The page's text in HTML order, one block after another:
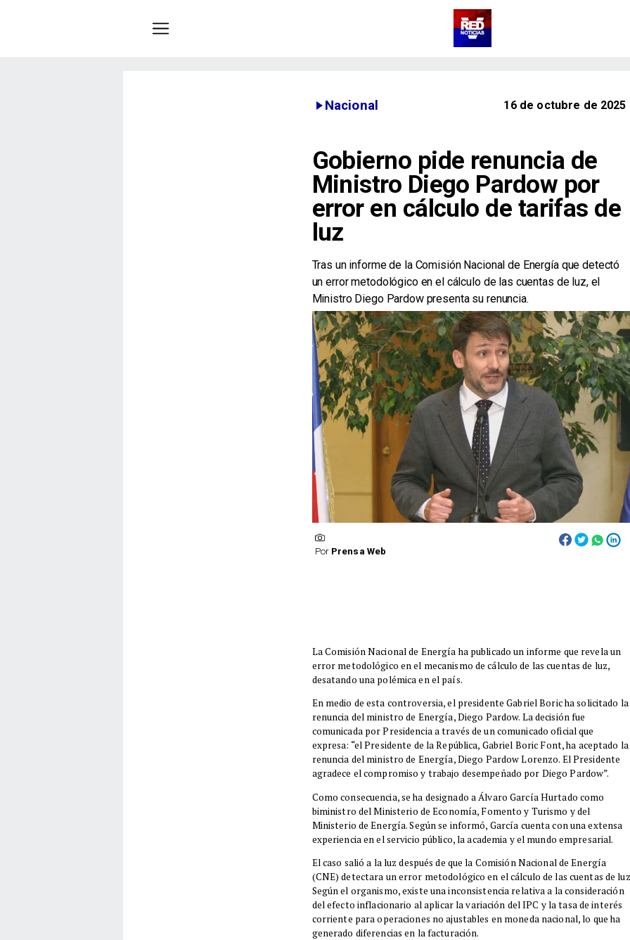
Nacional 16 de octubre de 2025
Gobierno pide renuncia de
Ministro Diego Pardow por
error en cálculo de tarifas de
luz
Tras un informe de la Comisión Nacional de Energía que detectó
un error metodológico en el cálculo de las cuentas de luz, el
Ministro Diego Pardow presenta su renuncia.
Por Prensa Web
La Comisión Nacional de Energía ha publicado un informe que revela un
error metodológico en el mecanismo de cálculo de las cuentas de luz,
desatando una polémica en el país.
En medio de esta controversia, el presidente Gabriel Boric ha solicitado la
renuncia del ministro de Energía, Diego Pardow. La decisión fue
comunicada por Presidencia a través de un comunicado oficial que
expresa: “el Presidente de la República, Gabriel Boric Font, ha aceptado la
renuncia del ministro de Energía, Diego Pardow Lorenzo. El Presidente
agradece el compromiso y trabajo desempeñado por Diego Pardow”.
Como consecuencia, se ha designado a Álvaro García Hurtado como
biministro del Ministerio de Economía, Fomento y Turismo y del
Ministerio de Energía. Según se informó, García cuenta con una extensa
experiencia en el servicio público, la academia y el mundo empresarial.
El caso salió a la luz después de que la Comisión Nacional de Energía
(CNE) detectara un error metodológico en el cálculo de las cuentas de
Según el organismo, existe una inconsistencia relativa a la consideración
del efecto inflacionario al aplicar la variación del IPC y la tasa de interés
corriente para operaciones no ajustables en moneda nacional, lo que ha
generado diferencias en la facturación.